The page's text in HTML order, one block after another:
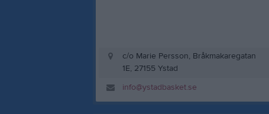
c/o Marie Persson, Bråkmakaregatan
1E, 27155 Ystad
info@ystadbasket.se